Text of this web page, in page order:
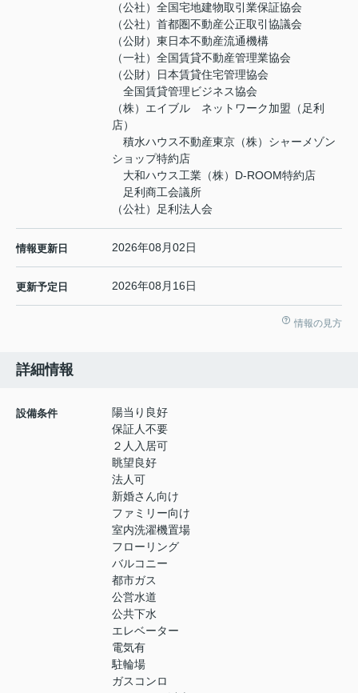
（公社）全国宅地建物取引業保証協会
（公社）首都圏不動産公正取引協議会
（公財）東日本不動産流通機構
（一社）全国賃貸不動産管理業協会
（公財）日本賃貸住宅管理協会
全国賃貸管理ビジネス協会
（株）エイブル ネットワーク加盟（足利
店）
積水ハウス不動産東京（株）シャーメゾン
ショップ特約店
大和ハウス工業（株）D-ROOM特約店
足利商工会議所
（公社）足利法人会
情報更新日 2026年08月02日
更新予定日 2026年08月16日
情報の見方
詳細情報
設備条件
陽当り良好
保証人不要
２人入居可
眺望良好
法人可
新婚さん向け
ファミリー向け
室内洗濯機置場
フローリング
バルコニー
都市ガス
公営水道
公共下水
エレベーター
電気有
駐輪場
ガスコンロ